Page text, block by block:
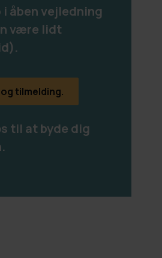
i åben vejledning
være lidt
tilmelding.
til at byde dig